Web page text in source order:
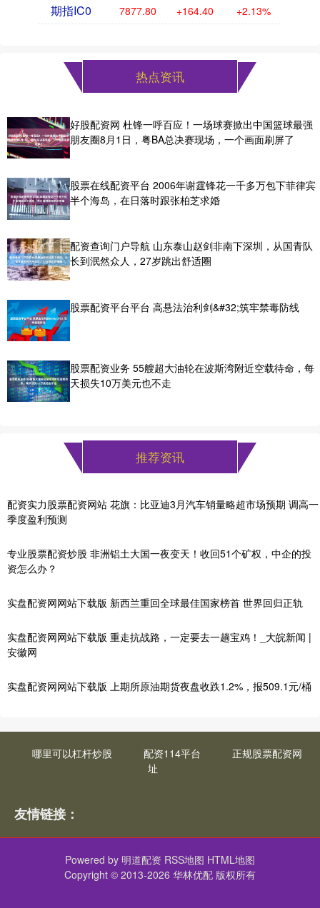
期指IC0 7877.80 +164.40 +2.13%
热点资讯
好股配资网 杜锋一呼百应！一场球赛掀出中国篮球最强
朋友圈8月1日，粤BA总决赛现场，一个画面刷屏了
股票在线配资平台 2006年谢霆锋花一千多万包下菲律宾
半个海岛，在日落时跟张柏芝求婚
配资查询门户导航 山东泰山赵剑非南下深圳，从国青队
长到泯然众人，27岁跳出舒适圈
股票配资平台平台 高悬法治利剑&#32;筑牢禁毒防线
股票配资业务 55艘超大油轮在波斯湾附近空载待命，每
天损失10万美元也不走
推荐资讯
配资实力股票配资网站 花旗：比亚迪3月汽车销量略超市场预期 调高一
季度盈利预测
专业股票配资炒股 非洲铝土大国一夜变天！收回51个矿权，中企的投
资怎么办？
实盘配资网网站下载版 新西兰重回全球最佳国家榜首 世界回归正轨
实盘配资网网站下载版 重走抗战路，一定要去一趟宝鸡！_大皖新闻 |
安徽网
实盘配资网网站下载版 上期所原油期货夜盘收跌1.2%，报509.1元/桶
哪里可以杠杆炒股 配资114平台
正规股票配资网
址
友情链接：
Powered by 明道配资 RSS地图 HTML地图
Copyright © 2013-2026 华林优配 版权所有